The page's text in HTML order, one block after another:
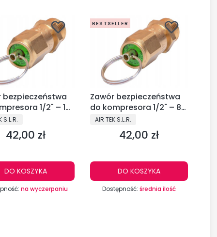
bezpieczeństwa
1/2" – 12
TEK S.L.R. G
S.L.R.
Cena
42,00 zł
DO KOSZYKA
na wyczerpaniu
BESTSELLER
Zawór bezpieczeństwa
do kompresora 1/2" – 8
bar AIR TEK S.L.R. G
PRODUCENT
AIR TEK S.L.R.
Cena
42,00 zł
DO KOSZYKA
Dostępność: średnia ilość